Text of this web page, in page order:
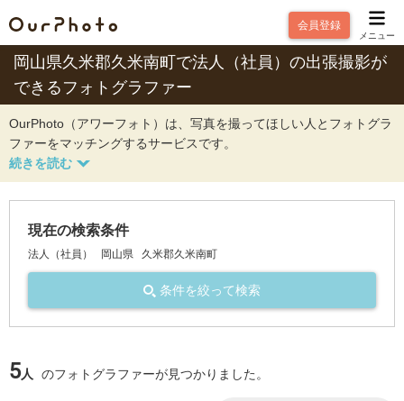
会員登録
メニュー
岡山県久米郡久米南町で法人（社員）の出張撮影が
できるフォトグラファー
OurPhoto（アワーフォト）は、写真を撮ってほしい人とフォトグラ
ファーをマッチングするサービスです。
現在の検索条件
法人（社員） 岡山県 久米郡久米南町
条件を絞って検索
5人 のフォトグラファーが見つかりました。